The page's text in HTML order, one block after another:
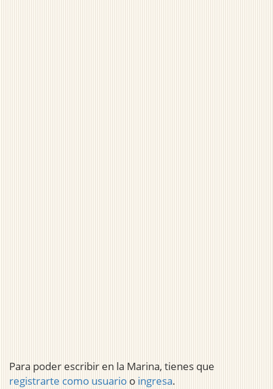
Para poder escribir en la Marina, tienes que
registrarte como usuario o ingresa.